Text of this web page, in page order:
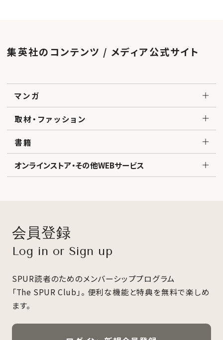
集英社のコンテンツ / メディア公式サイト
マンガ
取材・ファッション
書籍
オンラインストア・その他WEBサービス
会員登録
Log in or Sign up
SPUR読者のためのメンバーシッププログラム
「The SPUR Club」。 便利な機能と特典を無料で楽しめ
ます。